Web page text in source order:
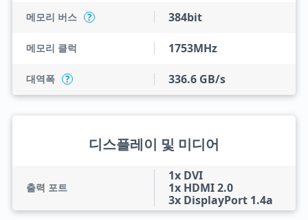
메모리 버스 ? 384bit
메모리 클럭 1753MHz
대역폭 ? 336.6 GB/s
디스플레이 및 미디어
출력 포트
1x DVI
1x HDMI 2.0
3x DisplayPort 1.4a